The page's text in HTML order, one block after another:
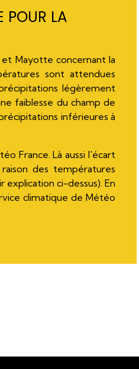
POUR LA
et Mayotte concernant la
sont attendues
légèrement
faiblesse du champ de
inférieures à
France. Là aussi l'écart
des températures
explication ci-dessus). En
climatique de Météo